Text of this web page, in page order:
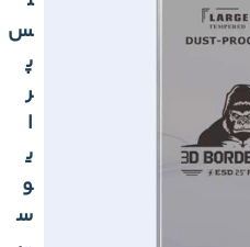
س
پ
ر
ا
ی
و
س